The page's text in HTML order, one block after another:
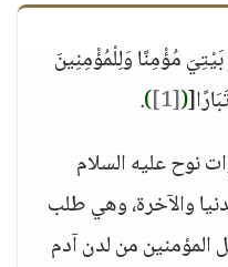
مُؤْمِنًا وَلِلْمُؤْمِنِينَ
(
[1]
)
.
نوح عليه السلام
والآخرة، وهي طلب
المؤمنين من لدن آدم